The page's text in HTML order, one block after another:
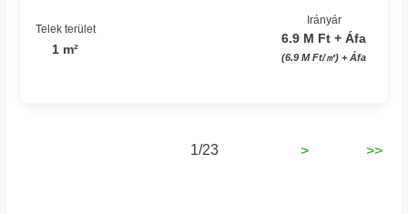
Telek terület
1 m²
Irányár
6.9 M Ft + Áfa
(6.9 M Ft/㎡) + Áfa
1/23 > >>